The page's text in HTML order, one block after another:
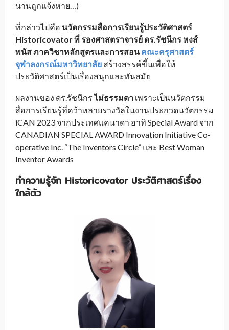
นานถูกแจ้งหาย…)
ที่กล่าวไปคือ นวัตกรรมสื่อการเรียนรู้ประวัติศาสตร์
Historicovatorที่ รองศาสตราจารย์ ดร.รัชนีกร หงส์
พนัส ภาควิชาหลักสูตรและการสอนคณะครุศาสตร์
จุฬาลงกรณ์มหาวิทยาลัย สร้างสรรค์ขึ้นเพื่อให้
ประวัติศาสตร์เป็นเรื่องสนุกและทันสมัย
ผลงานของ ดร.รัชนีกรไม่ธรรมดา เพราะเป็นนวัตกรรม
สื่อการเรียนรู้ที่คว้าหลายรางวัลในงานประกวดนวัตกรรม
iCAN 2023 จากประเทศแคนาดา อาทิ Special Award จาก
CANADIAN SPECIAL AWARD Innovation Initiative Co-
operative Inc. “The Inventors Circle” และ Best Woman
Inventor Awards
ทำความรู้จัก Historicovator ประวัติศาสตร์เรื่อง
ใกล้ตัว